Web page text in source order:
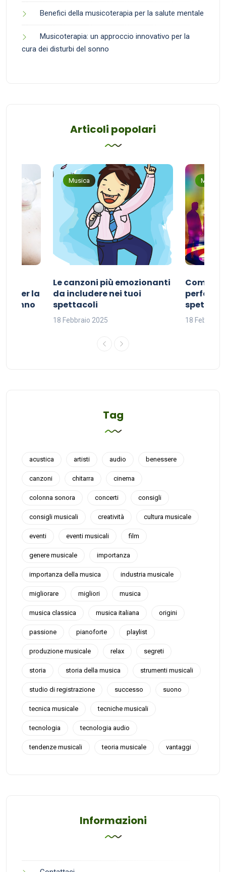
Benefici della musicoterapia per la salute mentale
Musicoterapia: un approccio innovativo per la
cura dei disturbi del sonno
Articoli popolari
per la
sonno
Musica
Le canzoni più emozionanti
da includere nei tuoi
spettacoli
18 Febbraio 2025
Musica
Come
perfetta
18 Febbraio
Tag
acustica artisti audio benessere
canzoni chitarra cinema
colonna sonora concerti consigli
consigli musicali creatività cultura musicale
eventi eventi musicali film
genere musicale importanza
importanza della musica industria musicale
migliorare migliori musica
musica classica musica italiana origini
passione pianoforte playlist
produzione musicale relax segreti
storia storia della musica strumenti musicali
studio di registrazione successo suono
tecnica musicale tecniche musicali
tecnologia tecnologia audio
tendenze musicali teoria musicale vantaggi
Informazioni